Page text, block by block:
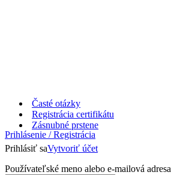
Časté otázky
Registrácia certifikátu
Prihlásenie / Registrácia
Prihlásiť saVytvoriť účet
Používateľské meno alebo e-mailová adresa
Zásnubné prstene